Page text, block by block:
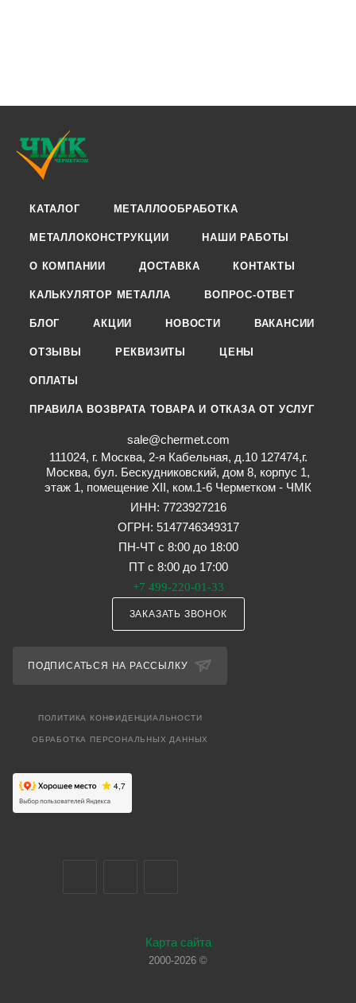
КАТАЛОГ МЕТАЛЛООБРАБОТКА
МЕТАЛЛОКОНСТРУКЦИИ НАШИ РАБОТЫ
О КОМПАНИИ ДОСТАВКА КОНТАКТЫ
КАЛЬКУЛЯТОР МЕТАЛЛА ВОПРОС-ОТВЕТ
БЛОГ АКЦИИ НОВОСТИ ВАКАНСИИ
ОТЗЫВЫ РЕКВИЗИТЫ ЦЕНЫ
ОПЛАТЫ
ПРАВИЛА ВОЗВРАТА ТОВАРА И ОТКАЗА ОТ УСЛУГ
sale@chermet.com
111024, г. Москва, 2-я Кабельная, д.10 127474,г.
Москва, бул. Бескудниковский, дом 8, корпус 1,
этаж 1, помещение XII, ком.1-6 Черметком - ЧМК
ИНН: 7723927216
ОГРН: 5147746349317
ПН-ЧТ с 8:00 до 18:00
ПТ с 8:00 до 17:00
+7 499-220-01-33
ЗАКАЗАТЬ ЗВОНОК
ПОДПИСАТЬСЯ НА РАССЫЛКУ
ПОЛИТИКА КОНФИДЕНЦИАЛЬНОСТИ
ОБРАБОТКА ПЕРСОНАЛЬНЫХ ДАННЫХ
Карта сайта
2000-2026 ©